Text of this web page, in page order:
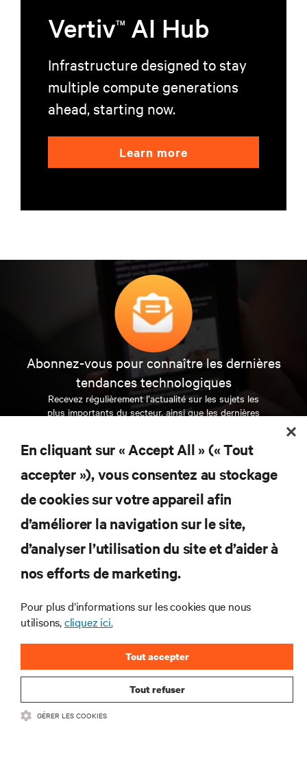
VertivTM AI Hub
Infrastructure designed to stay
multiple compute generations
ahead, starting now.
Learn more
Abonnez-vous pour connaître les dernières
tendances technologiques
Recevez régulièrement l’actualité sur les sujets les
plus importants du secteur, ainsi que les dernières
et des infrastructures informatiques critiques.
S’INSCRIRE MAINTENANT
RESSOURCES
SUPPORT
SOCIÉTÉ
En cliquant sur « Accept All » (« Tout
accepter »), vous consentez au stockage
de cookies sur votre appareil afin
d’améliorer la navigation sur le site,
d’analyser l’utilisation du site et d’aider à
nos efforts de marketing.
Pour plus d’informations sur les cookies que nous
utilisons,cliquez ici.
Tout refuser
Tout accepter
GÉRER LES COOKIES